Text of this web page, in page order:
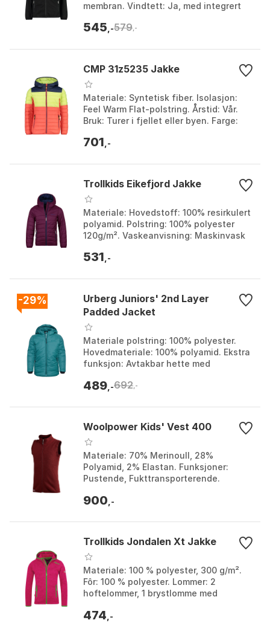
membran. Vindtett: Ja, med integrert
store utve...
545 ,-579,-
CMP 31z5235 Jakke
Materiale: Syntetisk fiber. Isolasjon:
Feel Warm Flat-polstring. Årstid: Vår.
Bruk: Turer i fjellet eller byen. Farge:
citric...
701 ,-
Trollkids Eikefjord Jakke
Materiale: Hovedstoff: 100% resirkulert
polyamid. Polstring: 100% polyester
120g/m². Vaskeanvisning: Maskinvask
sammenleggbar. ...
531 ,-
-29%
Urberg Juniors' 2nd Layer
Padded Jacket
Materiale polstring: 100% polyester.
Hovedmateriale: 100% polyamid. Ekstra
funksjon: Avtakbar hette med
Farge: Hucklebe...
489 ,-692,-
Woolpower Kids' Vest 400
Materiale: 70% Merinoull, 28%
Polyamid, 2% Elastan. Funksjoner:
Pustende, Fukttransporterende.
tykk krage. Bruksområde: I...
900 ,-
Trollkids Jondalen Xt Jakke
Materiale: 100 % polyester, 300 g/m².
Fôr: 100 % polyester. Lommer: 2
hoftelommer, 1 brystlomme med
(kald), ikke stryk, ikk...
474 ,-